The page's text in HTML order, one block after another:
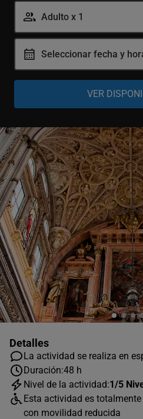
Adulto x 1
Adulto
12-99 añosSeleccionar fecha y
AGOSTO 2026
L
M X J
Detalles
La actividad se realiza en
Duración:48 h
Nivel de la actividad:1/5
Esta actividad es
con movilidad reducida